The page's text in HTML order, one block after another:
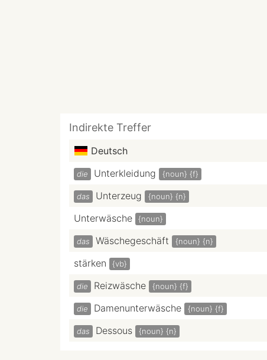
Indirekte Treffer
Deutsch
die Unterkleidung {noun} {f}
das Unterzeug {noun} {n}
Unterwäsche {noun}
das Wäschegeschäft {noun} {n}
stärken {vb}
die Reizwäsche {noun} {f}
die Damenunterwäsche {noun} {f}
das Dessous {noun} {n}